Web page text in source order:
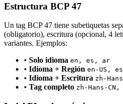
Estructura BCP 47
Un tag BCP 47 tiene subetiquetas
(obligatorio), escritura (opcional, 4
variantes. Ejemplos:
• Solo idioma en, es, ar
• Idioma + Región en-US,
• Idioma + Escritura zh-
• Tag completo zh-Hans-